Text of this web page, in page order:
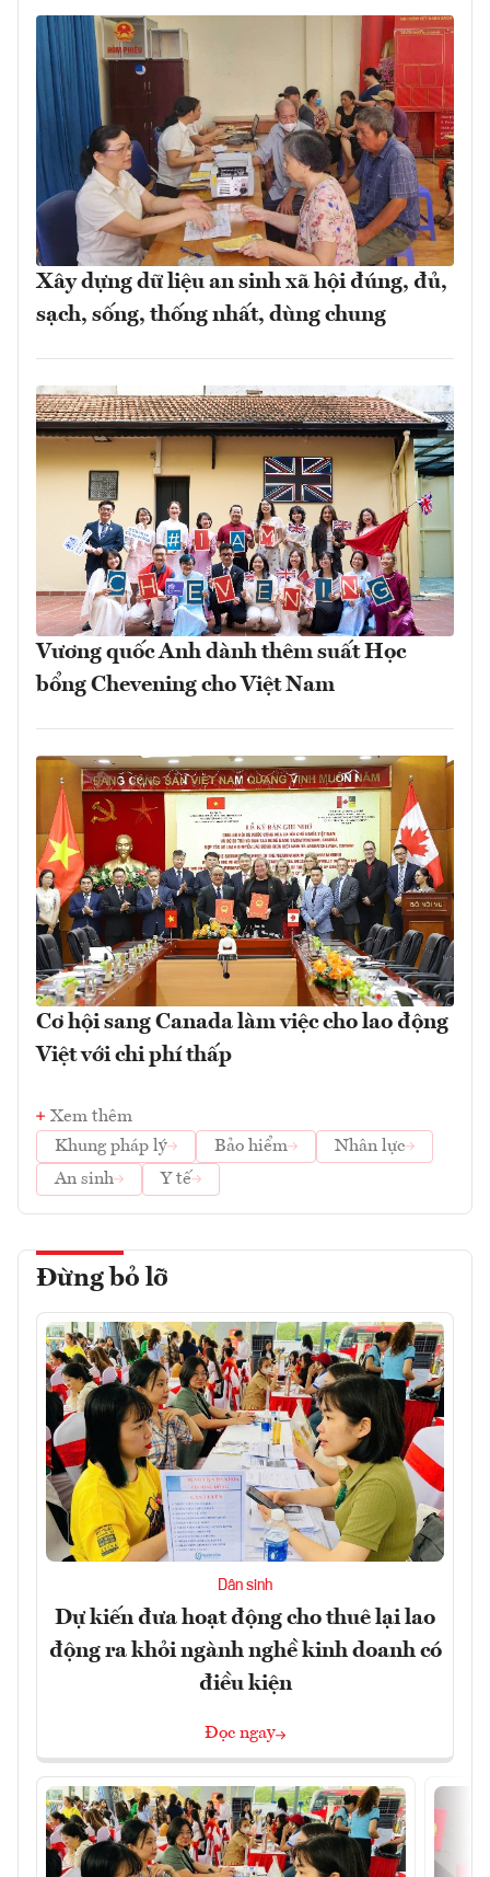
Xây dựng dữ liệu an sinh xã hội đúng, đủ,
sạch, sống, thống nhất, dùng chung
Vương quốc Anh dành thêm suất Học
bổng Chevening cho Việt Nam
Cơ hội sang Canada làm việc cho lao động
Việt với chi phí thấp
Xem thêm
Khung pháp lý
Bảo hiểm
Nhân lực
An sinh
Y tế
Đừng bỏ lỡ
Dân sinh
Dự kiến đưa hoạt động cho thuê lại lao
động ra khỏi ngành nghề kinh doanh có
điều kiện
Đọc ngay